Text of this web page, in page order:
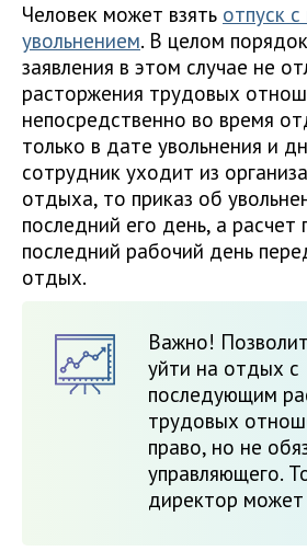
Человек может взять отпуск
увольнением. В целом
заявления в этом случае не
расторжения трудовых
непосредственно во время
только в дате увольнения и
сотрудник уходит из
отдыха, то приказ об
последний его день, а
последний рабочий день
отдых.
Важно!
уйти на отдых с
последующим
трудовых
право, но не
управляющего.
директор может